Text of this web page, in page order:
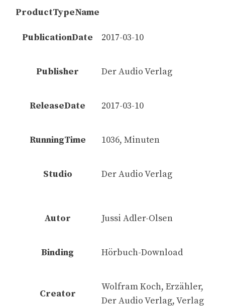
ProductTypeName
PublicationDate 2017-03-10
Publisher Der Audio Verlag
ReleaseDate 2017-03-10
RunningTime 1036, Minuten
Studio Der Audio Verlag
Autor Jussi Adler-Olsen
Binding Hörbuch-Download
Creator
Wolfram Koch, Erzähler,
Der Audio Verlag, Verlag